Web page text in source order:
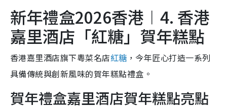
新年禮盒2026香港︱4. 香港
嘉里酒店「紅糖」賀年糕點
香港嘉里酒店旗下粵菜名店紅糖 ，今年匠心打造一系列
具備傳統與創新風味的賀年糕點禮盒。
賀年禮盒嘉里酒店賀年糕點亮點